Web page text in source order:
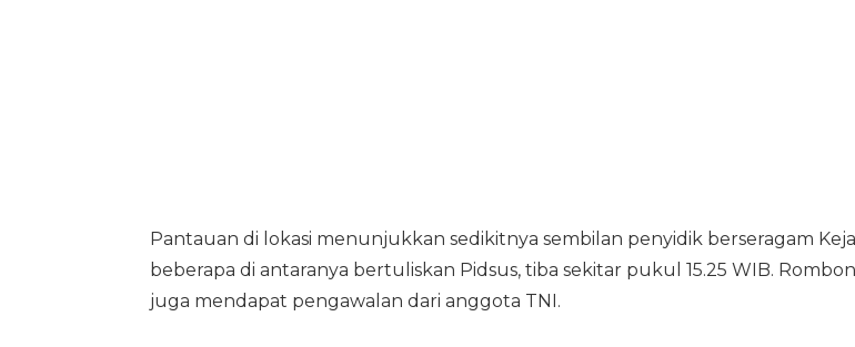
Pantauan di lokasi menunjukkan sedikitnya sembilan penyidik berseragam
beberapa di antaranya bertuliskan Pidsus, tiba sekitar pukul 15.25 WIB.
juga mendapat pengawalan dari anggota TNI.